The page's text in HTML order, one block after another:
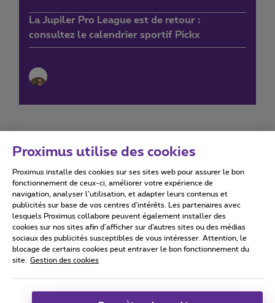
La Jupiler Pro League est de retour :
consultez le calendrier sportif Pickx
Conditions d'utilisation Accessibility statement
Tous droits réservés. © 2026
Conditions générales, info consommateur
Coordonnées de l’entreprise
Proximus utilise des cookies
Proximus installe des cookies sur ses sites web pour assurer le bon
fonctionnement de ceux-ci, améliorer votre expérience de
navigation, analyser l’utilisation, et adapter leurs contenus et
publicités sur base de vos centres d’intérêts. Les partenaires avec
lesquels Proximus collabore peuvent également installer des
cookies sur nos sites afin d’afficher sur d'autres sites ou des médias
sociaux des publicités susceptibles de vous intéresser. Attention, le
blocage de certains cookies peut entraver le bon fonctionnement du
site.
Gestion des cookies